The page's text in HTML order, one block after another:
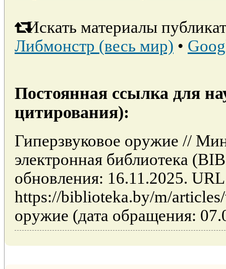
Искать материалы
Либмонстр (весь мир) •
Постоянная ссылка для
цитирования):
Гиперзвуковое оружие //
электронная библиотека
обновления: 16.11.2025.
https://biblioteka.by/m/
оружие (дата обращения: